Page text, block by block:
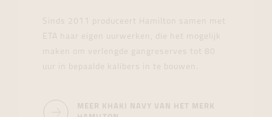
Sinds 2011 produceert Hamilton samen met
ETA haar eigen uurwerken, die het mogelijk
maken om verlengde gangreserves tot 80
uur in bepaalde kalibers in te bouwen.
MEER KHAKI NAVY VAN HET MERK